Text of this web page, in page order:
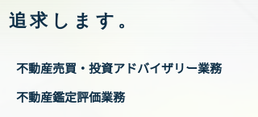
追求します。
不動産売買・投資アドバイザリー業務
不動産鑑定評価業務